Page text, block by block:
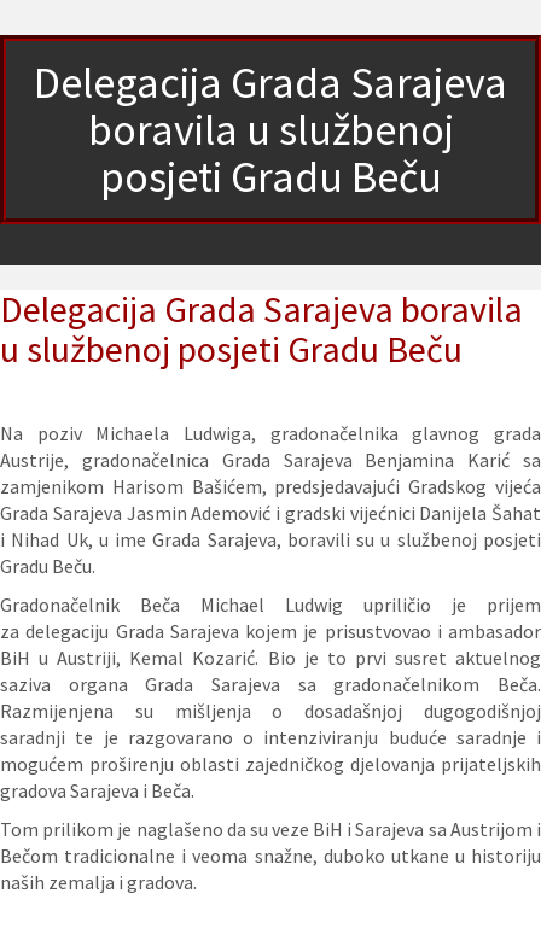
Delegacija Grada Sarajeva
boravila u službenoj
posjeti Gradu Beču
Delegacija Grada Sarajeva boravila
u službenoj posjeti Gradu Beču
Na poziv Michaela Ludwiga, gradonačelnika glavnog grada
Austrije, gradonačelnica Grada Sarajeva Benjamina Karić sa
zamjenikom Harisom Bašićem, predsjedavajući Gradskog vijeća
Grada Sarajeva Jasmin Ademović i gradski vijećnici Danijela Šahat
i Nihad Uk, u ime Grada Sarajeva, boravili su u službenoj posjeti
Gradu Beču.
Gradonačelnik Beča Michael Ludwig upriličio je prijem
za delegaciju Grada Sarajeva kojem je prisustvovao i ambasador
BiH u Austriji, Kemal Kozarić. Bio je to prvi susret aktuelnog
saziva organa Grada Sarajeva sa gradonačelnikom Beča.
Razmijenjena su mišljenja o dosadašnjoj dugogodišnjoj
saradnji te je razgovarano o intenziviranju buduće saradnje i
mogućem proširenju oblasti zajedničkog djelovanja prijateljskih
gradova Sarajeva i Beča.
Tom prilikom je naglašeno da su veze BiH i Sarajeva sa Austrijom i
Bečom tradicionalne i veoma snažne, duboko utkane u historiju
naših zemalja i gradova.